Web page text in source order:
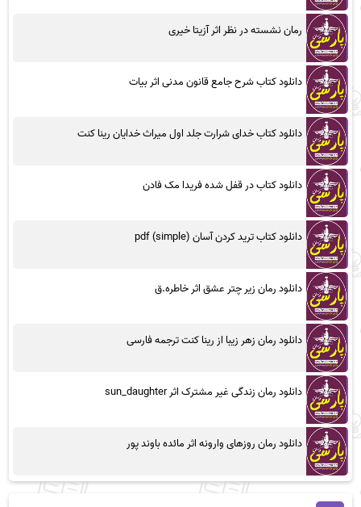
رمان نشسته در نظر اثر آزیتا خیری
دانلود کتاب شرح جامع قانون مدنی اثر بیات
دانلود کتاب خدای شرارت جلد اول میراث خدایان رینا کنت
دانلود کتاب در قفل شده فریدا مک فادن
دانلود کتاب ترید کردن آسان (simple) pdf
دانلود رمان زیر چتر عشق اثر خاطره.ق
دانلود رمان زهر زیبا از رینا کنت ترجمه فارسی
دانلود رمان زندگی غیر مشترک اثر sun_daughter
دانلود رمان روزهای وارونه اثر مائده باوند پور